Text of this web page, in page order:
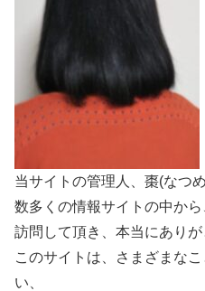
当サイトの管理人、棗(なつ
数多くの情報サイトの中か
訪問して頂き、本当にありが
このサイトは、さまざまな
い、